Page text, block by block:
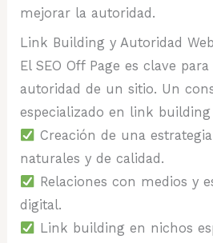
mejorar la autoridad.
Link Building y Autoridad Web
El SEO Off Page es clave
autoridad de un sitio. Un
especializado en link
Creación de una
naturales y de calidad.
Relaciones con medios y
digital.
Link building en nichos